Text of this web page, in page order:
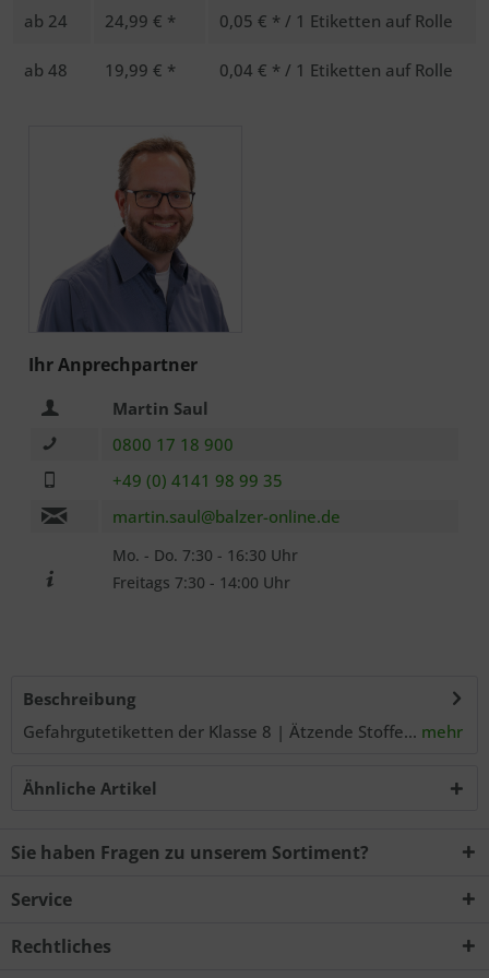
Ich habe dieDatenschutzerklärung
genommen.. *
Mit * gekennzeichnete Felder sind Pflichtfelder.
ab 24 24,99 € * 0,05 € * / 1 Etiketten auf Rolle
ab 48 19,99 € * 0,04 € * / 1 Etiketten auf Rolle
Ihr Anprechpartner
Martin Saul
0800 17 18 900
+49 (0) 4141 98 99 35
martin.saul@balzer-online.de
Mo. - Do. 7:30 - 16:30 Uhr
Freitags 7:30 - 14:00 Uhr
Beschreibung
Gefahrgutetiketten der Klasse 8 | Ätzende Stoffe... mehr
Ähnliche Artikel
Sie haben Fragen zu unserem Sortiment?
Service
Rechtliches